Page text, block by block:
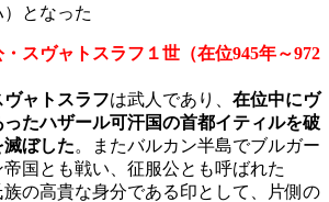
となった
スヴャトスラフ１世（在位945年～972
ヴャトスラフは武人であり、 在位中にヴ
ったハザール可汗国の首都イティルを破
ぼした。またバルカン半島でブルガー
国とも戦い、征服公とも呼ばれた
族の高貴な身分である印として、片側の